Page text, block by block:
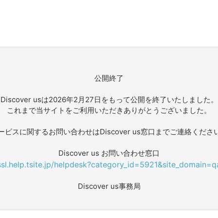
公開終了
Discover usは2026年2月27日をもって公開を終了いたしました。
これまで当サイトをご利用いただきありがとうございました。
ビスに関するお問い合わせはDiscover us窓口までご連絡ください
Discover us お問い合わせ窓口
Discover us事務局